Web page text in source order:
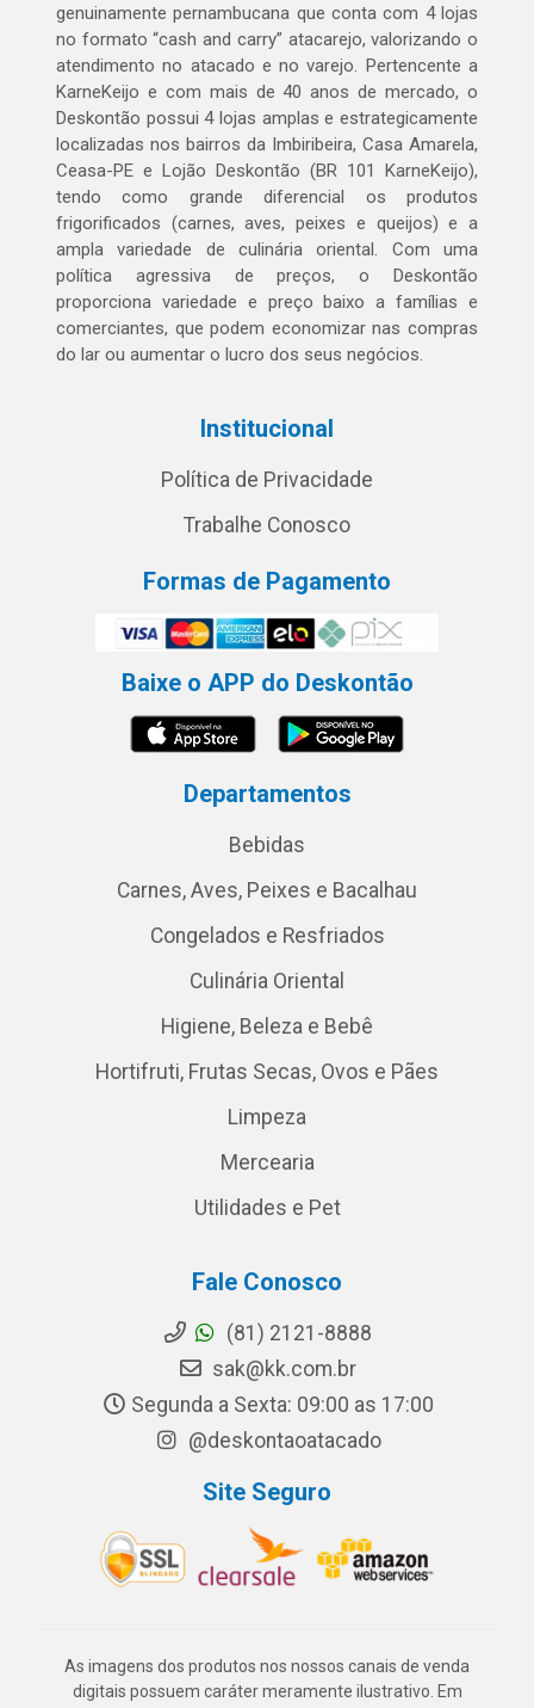
genuinamente pernambucana que conta com 4 lojas
no formato “cash and carry” atacarejo, valorizando o
atendimento no atacado e no varejo. Pertencente a
KarneKeijo e com mais de 40 anos de mercado, o
Deskontão possui 4 lojas amplas e estrategicamente
localizadas nos bairros da Imbiribeira, Casa Amarela,
Ceasa-PE e Lojão Deskontão (BR 101 KarneKeijo),
tendo como grande diferencial os produtos
frigorificados (carnes, aves, peixes e queijos) e a
ampla variedade de culinária oriental. Com uma
política agressiva de preços, o Deskontão
proporciona variedade e preço baixo a famílias e
comerciantes, que podem economizar nas compras
do lar ou aumentar o lucro dos seus negócios.
Institucional
Política de Privacidade
Trabalhe Conosco
Formas de Pagamento
Baixe o APP do Deskontão
Departamentos
Bebidas
Carnes, Aves, Peixes e Bacalhau
Congelados e Resfriados
Culinária Oriental
Higiene, Beleza e Bebê
Hortifruti, Frutas Secas, Ovos e Pães
Limpeza
Mercearia
Utilidades e Pet
Fale Conosco
(81) 2121-8888
sak@kk.com.br
Segunda a Sexta: 09:00 as 17:00
@deskontaoatacado
Site Seguro
As imagens dos produtos nos nossos canais de venda
digitais possuem caráter meramente ilustrativo. Em